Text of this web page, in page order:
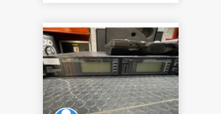
de restitution. Emballage
06 mais peuvent être
envoyés. Valeur 2200€ .
Voir caractéristiques sur
site.